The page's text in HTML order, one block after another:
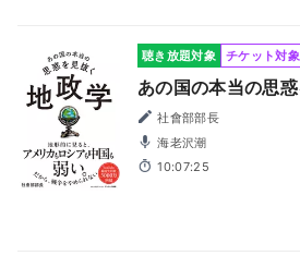
聴き放題対象 チケット対象
あの国の本当の思
社會部部長
海老沢潮
10:07:25